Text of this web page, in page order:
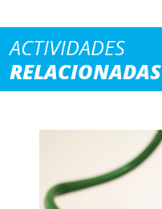
ACTIVIDADES
RELACIONADAS